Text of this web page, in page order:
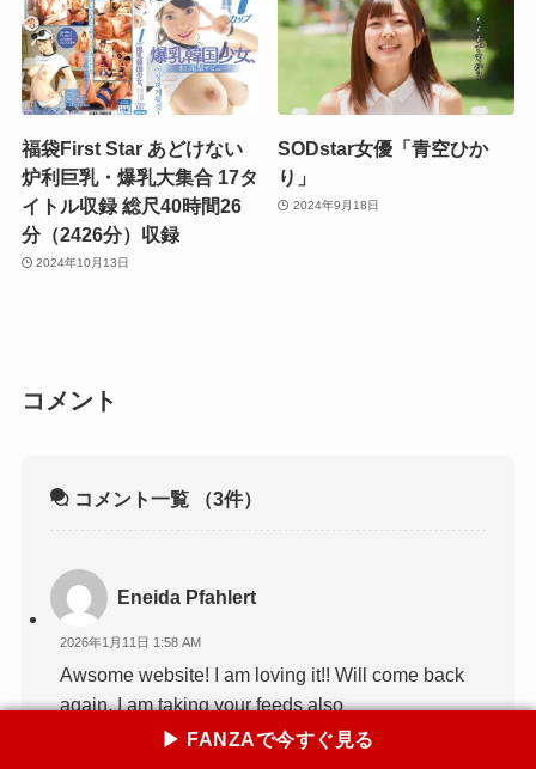
福袋First Star あどけない
炉利巨乳・爆乳大集合 17タ
イトル収録 総尺40時間26
分（2426分）収録
2024年10月13日
SODstar女優「青空ひか
り」
2024年9月18日
コメント
コメント一覧 （3件）
Eneida Pfahlert
2026年1月11日 1:58 AM
Awsome website! I am loving it!! Will come back
again. I am taking your feeds also
▶ FANZAで今すぐ見る